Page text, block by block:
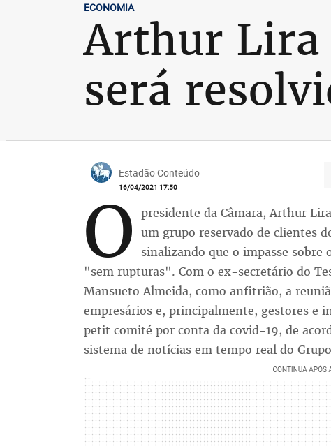
ECONOMIA
Arthur Lira
será
Estadão Conteúdo
16/04/2021 17:50
O presidente da Câmara, Arthur
um grupo reservado de clientes
sinalizando que o impasse sobre
"sem rupturas". Com o ex-secretário do
Mansueto Almeida, como anfitrião, a
empresários e, principalmente, gestores e
petit comité por conta da covid-19, de
sistema de notícias em tempo real do